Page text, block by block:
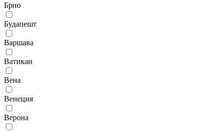
Брно
Будапешт
Варшава
Ватикан
Вена
Венеция
Верона